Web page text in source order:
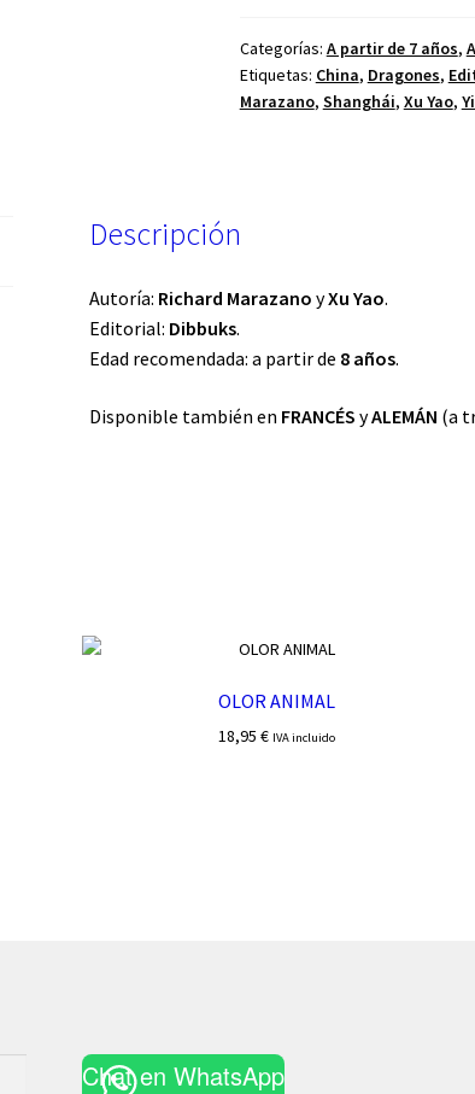
Categorías: A partir de 7 años,
Etiquetas: China, Dragones,
Marazano, Shanghái, Xu Yao,
Descripción
Autoría: Richard Marazano yXu Yao.
Editorial: Dibbuks.
Edad recomendada: a partir de 8 años.
Disponible también en FRANCÉS yALEMÁN (a
OLOR ANIMAL
18,95€ IVA incluido
Chat en WhatsApp